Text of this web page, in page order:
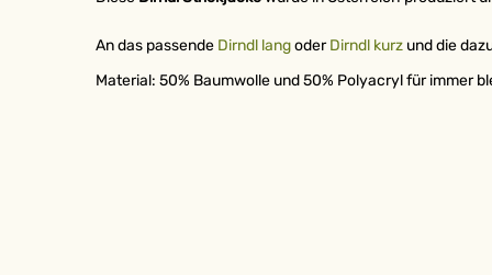
An das passende Dirndl langoderDirndl kurz und die
Material: 50% Baumwolle und 50% Polyacryl für immer